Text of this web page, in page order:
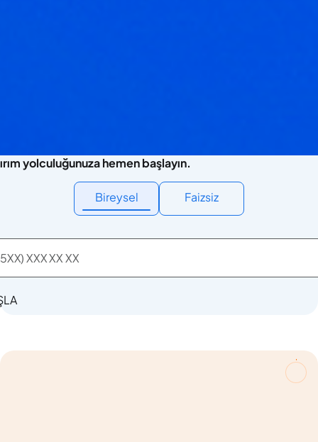
yolculuğunuza hemen başlayın.
Bireysel Faizsiz